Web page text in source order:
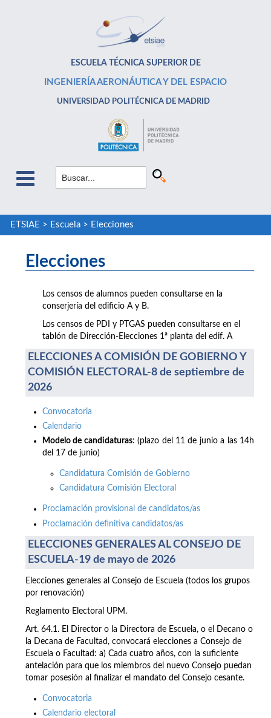
ESCUELA TÉCNICA SUPERIOR DE
INGENIERÍA AERONÁUTICA Y DEL ESPACIO
UNIVERSIDAD POLITÉCNICA DE MADRID
ETSIAE > Escuela> Elecciones
Elecciones
Los censos de alumnos pueden consultarse en la
conserjería del edificio A y B.
Los censos de PDI y PTGAS pueden consultarse en el
tablón de Dirección-Elecciones 1ª planta del edif. A
ELECCIONES A COMISIÓN DE GOBIERNO Y
COMISIÓN ELECTORAL-8 de septiembre de
2026
Convocatoria
Calendario
Modelo de candidaturas: (plazo del 11 de junio a las 14h
del 17 de junio)
Candidatura Comisión de Gobierno
Candidatura Comisión Electoral
Proclamación provisional de candidatos/as
Proclamación definitiva candidatos/as
ELECCIONES GENERALES AL CONSEJO DE
ESCUELA-19 de mayo de 2026
Elecciones generales al Consejo de Escuela (todos los grupos
por renovación)
Reglamento Electoral UPM.
Art. 64.1. El Director o la Directora de Escuela, o el Decano o
la Decana de Facultad, convocará elecciones a Consejo de
Escuela o Facultad: a) Cada cuatro años, con la suficiente
antelación para que los miembros del nuevo Consejo puedan
tomar posesión al finalizar el mandato del Consejo cesante.
Convocatoria
Calendario electoral